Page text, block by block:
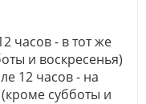
часов - в тот же
и воскресенья)
12 часов - на
субботы и